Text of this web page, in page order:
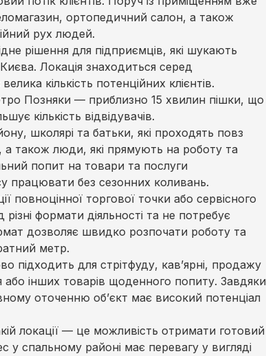
ортопедичний салон, а також
рух людей.
рішення для підприємців, які шукають
Локація знаходиться серед
кількість потенційних клієнтів.
Позняки — приблизно 15 хвилин пішки, що
кількість відвідувачів.
школярі та батьки, які проходять повз
також люди, які прямують на роботу та
попит на товари та послуги
працювати без сезонних коливань.
повноцінної торгової точки або сервісного
формати діяльності та не потребує
дозволяє швидко розпочати роботу та
метр.
підходить для стрітфуду, кав’ярні, продажу
або інших товарів щоденного попиту. Завдяки
оточенню об’єкт має високий потенціал
локації — це можливість отримати готовий
у спальному районі має перевагу у вигляді